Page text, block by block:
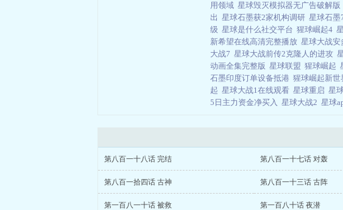
用领域 星球毁灭模拟器无广告破解版
出 星球石墨获2家机构调研 星球石墨
级 星球是什么社交平台 猩球崛起4
新希望在线高清完整播放 星球大战安
大战7 星球大战前传2克隆人的进攻
动画全集完整版 星球联盟 猩球崛起
石墨印度订单设备抵港 猩球崛起新世
起 星球大战1在线观看 星球重启 星
5日主力资金净买入 星球大战2 星球
第八百一十八话 完结 第八百一十七话 对轰
第八百一拾四话 古神 第八百一十三话 古阵
第一百八一十话 被救 第一百八十话 夜潜